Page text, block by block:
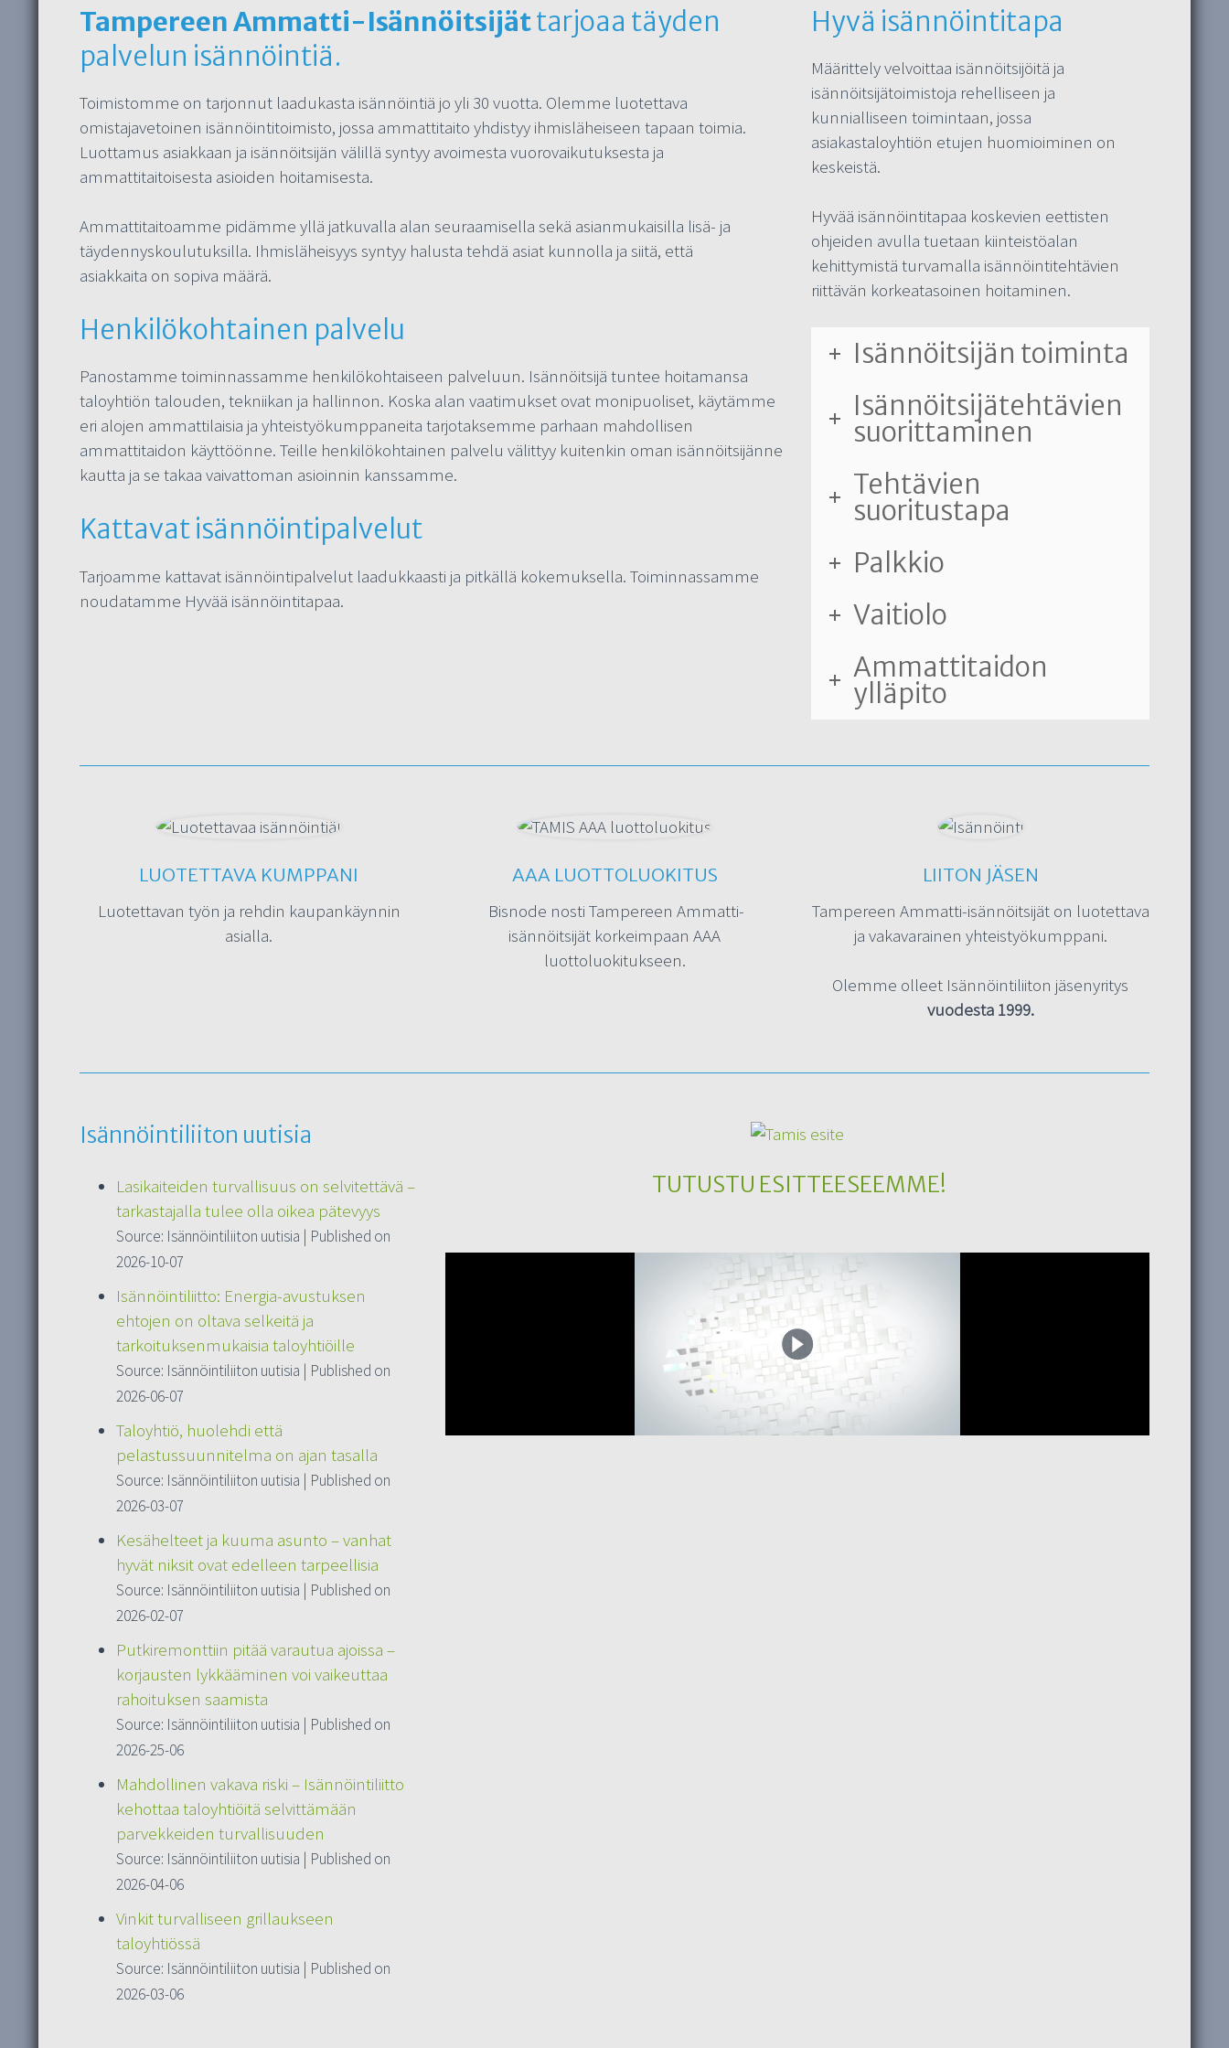
Tampereen Ammatti-Isännöitsijättarjoaa täyden
palvelun isännöintiä.
Toimistomme on tarjonnut laadukasta isännöintiä jo yli 30 vuotta. Olemme luotettava
omistajavetoinen isännöintitoimisto, jossa ammattitaito yhdistyy ihmisläheiseen tapaan toimia.
Luottamus asiakkaan ja isännöitsijän välillä syntyy avoimesta vuorovaikutuksesta ja
ammattitaitoisesta asioiden hoitamisesta.
Ammattitaitoamme pidämme yllä jatkuvalla alan seuraamisella sekä asianmukaisilla lisä- ja
täydennyskoulutuksilla. Ihmisläheisyys syntyy halusta tehdä asiat kunnolla ja siitä, että
asiakkaita on sopiva määrä.
Henkilökohtainen palvelu
Panostamme toiminnassamme henkilökohtaiseen palveluun. Isännöitsijä tuntee hoitamansa
taloyhtiön talouden, tekniikan ja hallinnon. Koska alan vaatimukset ovat monipuoliset, käytämme
eri alojen ammattilaisia ja yhteistyökumppaneita tarjotaksemme parhaan mahdollisen
ammattitaidon käyttöönne. Teille henkilökohtainen palvelu välittyy kuitenkin oman isännöitsijänne
kautta ja se takaa vaivattoman asioinnin kanssamme.
Kattavat isännöintipalvelut
Tarjoamme kattavat isännöintipalvelut laadukkaasti ja pitkällä kokemuksella. Toiminnassamme
noudatamme Hyvää isännöintitapaa.
Hyvä isännöintitapa
Määrittely velvoittaa isännöitsijöitä ja
isännöitsijätoimistoja rehelliseen ja
kunnialliseen toimintaan, jossa
asiakastaloyhtiön etujen huomioiminen on
keskeistä.
Hyvää isännöintitapaa koskevien eettisten
ohjeiden avulla tuetaan kiinteistöalan
kehittymistä turvamalla isännöintitehtävien
riittävän korkeatasoinen hoitaminen.
Isännöitsijän toiminta
Isännöitsijätehtävien
suorittaminen
Tehtävien
suoritustapa
Palkkio
Vaitiolo
Ammattitaidon
ylläpito
LUOTETTAVA KUMPPANI
Luotettavan työn ja rehdin kaupankäynnin
asialla.
AAA LUOTTOLUOKITUS
Bisnode nosti Tampereen Ammatti-
isännöitsijät korkeimpaan AAA
luottoluokitukseen.
LIITON JÄSEN
Tampereen Ammatti-isännöitsijät on luotettava
ja vakavarainen yhteistyökumppani.
Olemme olleet Isännöintiliiton jäsenyritys
vuodesta 1999.
Isännöintiliiton uutisia
Lasikaiteiden turvallisuus on selvitettävä –
tarkastajalla tulee olla oikea pätevyys
Source: Isännöintiliiton uutisia
Published on
2026-10-07
Isännöintiliitto: Energia-avustuksen
ehtojen on oltava selkeitä ja
tarkoituksenmukaisia taloyhtiöille
Source: Isännöintiliiton uutisia
Published on
2026-06-07
Taloyhtiö, huolehdi että
pelastussuunnitelma on ajan tasalla
Source: Isännöintiliiton uutisia
Published on
2026-03-07
Kesähelteet ja kuuma asunto – vanhat
hyvät niksit ovat edelleen tarpeellisia
Source: Isännöintiliiton uutisia
Published on
2026-02-07
Putkiremonttiin pitää varautua ajoissa –
korjausten lykkääminen voi vaikeuttaa
rahoituksen saamista
Source: Isännöintiliiton uutisia
Published on
2026-25-06
Mahdollinen vakava riski – Isännöintiliitto
kehottaa taloyhtiöitä selvittämään
parvekkeiden turvallisuuden
Source: Isännöintiliiton uutisia
Published on
2026-04-06
Vinkit turvalliseen grillaukseen
taloyhtiössä
Source: Isännöintiliiton uutisia
Published on
2026-03-06
TUTUSTU ESITTEESEEMME!